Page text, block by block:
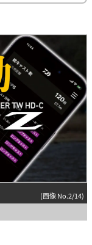
(画像 No.2/14)